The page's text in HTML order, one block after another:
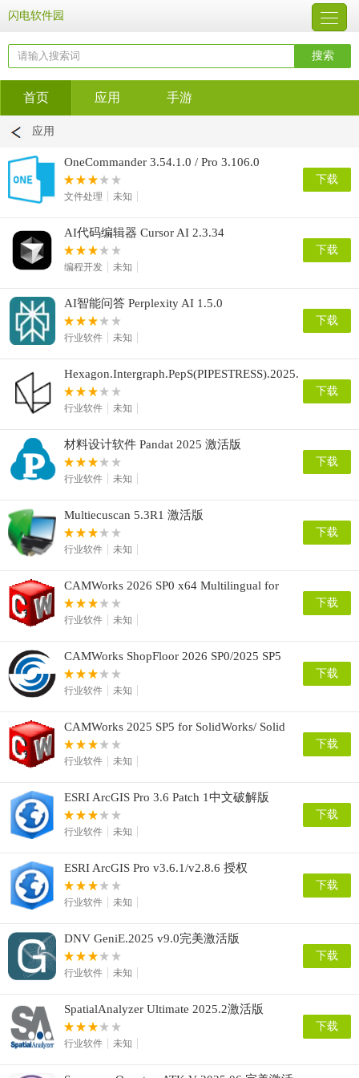
闪电软件园
首页 应用 手游
应用
OneCommander 3.54.1.0 / Pro 3.106.0
文件处理 未知
下载
AI代码编辑器 Cursor AI 2.3.34
编程开发 未知
下载
AI智能问答 Perplexity AI 1.5.0
行业软件 未知
下载
Hexagon.Intergraph.PepS(PIPESTRESS).2025.v08.00.00
行业软件 未知
下载
材料设计软件 Pandat 2025 激活版
行业软件 未知
下载
Multiecuscan 5.3R1 激活版
行业软件 未知
下载
CAMWorks 2026 SP0 x64 Multilingual for
SolidWorks/Solid Edge
行业软件 未知
下载
CAMWorks ShopFloor 2026 SP0/2025 SP5
x64
行业软件 未知
下载
CAMWorks 2025 SP5 for SolidWorks/ Solid
Edge 2024-2026
行业软件 未知
下载
ESRI ArcGIS Pro 3.6 Patch 1中文破解版
行业软件 未知
下载
ESRI ArcGIS Pro v3.6.1/v2.8.6 授权
行业软件 未知
下载
DNV GeniE.2025 v9.0完美激活版
行业软件 未知
下载
SpatialAnalyzer Ultimate 2025.2激活版
行业软件 未知
下载